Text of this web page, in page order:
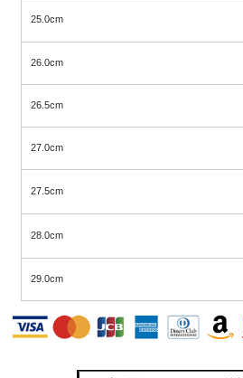
25.0cm
26.0cm
26.5cm
27.0cm
27.5cm
28.0cm
29.0cm